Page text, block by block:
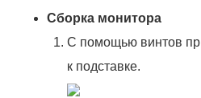
Сборка монитора
С помощью винтов
к подставке.